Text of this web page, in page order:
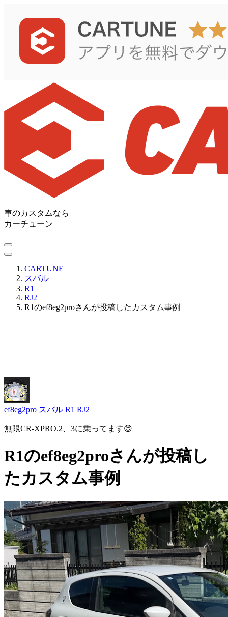
車のカスタムなら
カーチューン
CARTUNE
スバル
R1
RJ2
R1のef8eg2proさんが投稿したカスタム事例
ef8eg2pro スバル R1 RJ2
無限CR-XPRO.2、3に乗ってます😊
R1のef8eg2proさんが投稿し
たカスタム事例